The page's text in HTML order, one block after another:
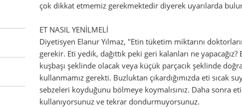
çok dikkat etmemiz gerekmektedir diyerek uyarılarda
ET NASIL YENİLMELİ
Diyetisyen Elanur Yılmaz, "Etin tüketim miktarını
gerekir. Eti yedik, dağıttık peki geri kalanları ne
kuşbaşı şeklinde olacak veya küçük parçacık şeklinde
kullanmamız gerekti. Buzluktan çıkardığımızda eti sıcak
sebzeleri koyduğunu bölmeye koymalısınız. Daha sonra
kullanıyorsunuz ve tekrar dondurmuyorsunuz.